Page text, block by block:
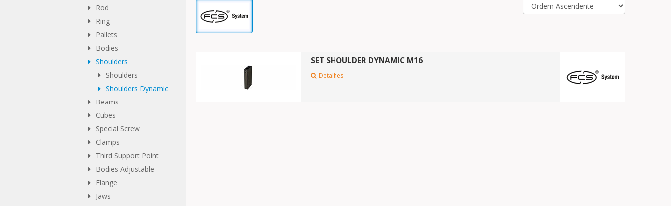
Rod
Ring
Pallets
Bodies
Shoulders
Shoulders
Shoulders Dynamic
Beams
Cubes
Special Screw
Clamps
Third Support Point
Bodies Adjustable
Flange
Jaws
SET SHOULDER DYNAMIC M16
Detalhes